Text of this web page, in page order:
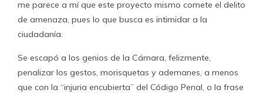
me parece a mí que este proyecto mismo comete el delito
de amenaza, pues lo que busca es intimidar a la
ciudadanía.
Se escapó a los genios de la Cámara, felizmente,
penalizar los gestos, morisquetas y ademanes, a menos
que con la “injuria encubierta” del Código Penal, o la frase